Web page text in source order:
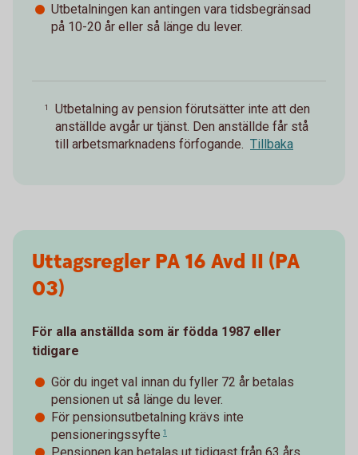
Utbetalningen kan antingen vara tidsbegränsad
på 10-20 år eller så länge du lever.
1
Utbetalning av pension förutsätter inte att den
anställde avgår ur tjänst. Den anställde får stå
till arbetsmarknadens förfogande. Tillbaka
Uttagsregler PA 16 Avd II (PA
03)
För alla anställda som är födda 1987 eller
tidigare
Gör du inget val innan du fyller 72 år betalas
pensionen ut så länge du lever.
För pensionsutbetalning krävs inte
pensioneringssyfte 1